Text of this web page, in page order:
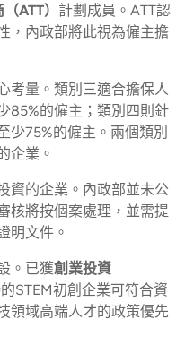
ATT） 計劃成員。ATT認
，內政部將此視為僱主擔
考量。類別三適合擔保人
85%的僱主；類別四則針
少75%的僱主。兩個類別
企業。
資的企業。內政部並未公
核將按個案處理，並需提
明文件。
。已獲創業投資
STEM初創企業可符合資
領域高端人才的政策優先